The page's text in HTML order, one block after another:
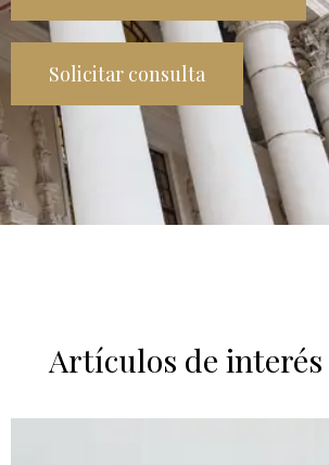
Solicitar consulta
Artículos de